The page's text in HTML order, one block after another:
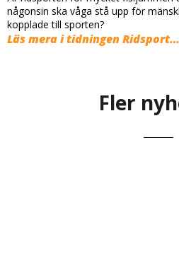
någonsin ska våga stå upp för
kopplade till sporten?
Läs mera i tidningen Ridsport…
Fler